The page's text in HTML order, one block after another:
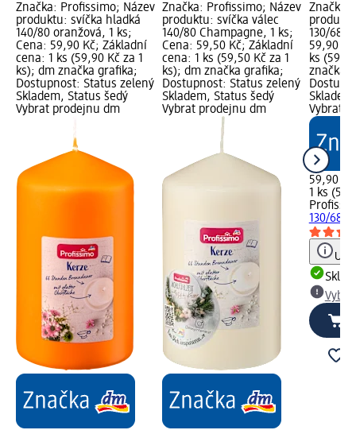
Značka: Profissimo; Název
produktu: svíčka hladká
140/80 oranžová, 1 ks;
Cena: 59,90 Kč; Základní
cena: 1 ks (59,90 Kč za 1
ks); dm značka grafika;
Dostupnost: Status zelený
Skladem, Status šedý
Vybrat prodejnu dm
Značka: Profissimo; Název
produktu: svíčka válec
140/80 Champagne, 1 ks;
Cena: 59,50 Kč; Základní
cena: 1 ks (59,50 Kč za 1
ks); dm značka grafika;
Dostupnost: Status zelený
Skladem, Status šedý
Vybrat prodejnu dm
Značka:
130/68,
59,90
ks
značka
Vybrat
59,90 Kč
1 ks
130/68,